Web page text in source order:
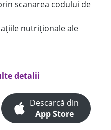
scanarea codului de
nutriționale ale
detalii
Descarcă din
App Store